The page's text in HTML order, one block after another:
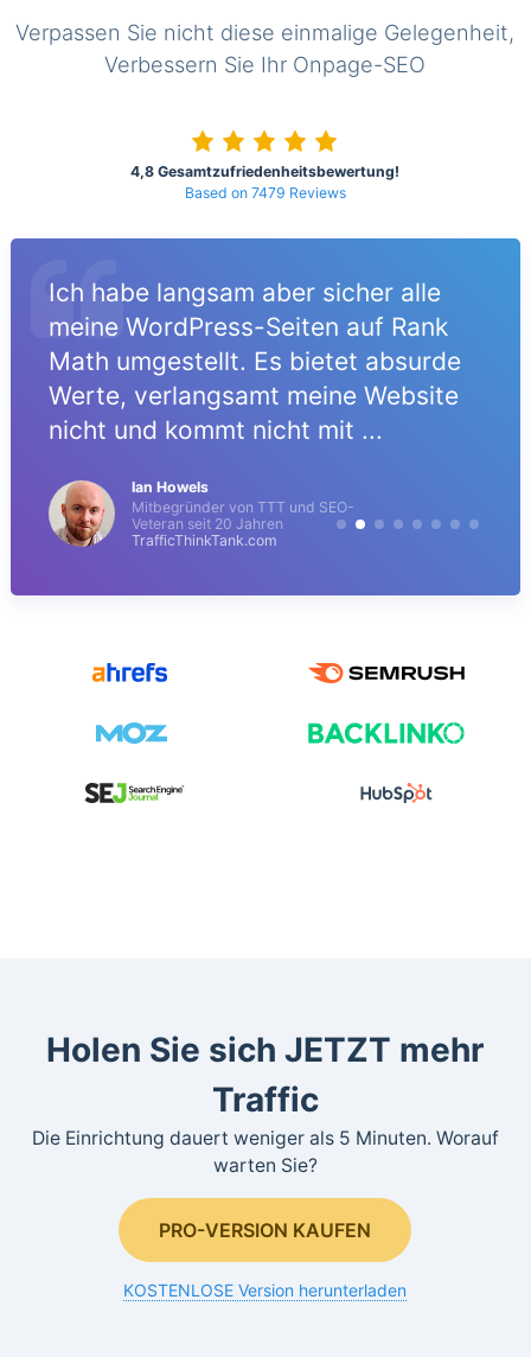
Verpassen Sie nicht diese einmalige Gelegenheit,
Verbessern Sie Ihr Onpage-SEO
4,8 Gesamtzufriedenheitsbewertung!
Based on 7479 Reviews
Ich habe langsam aber sicher alle
meine WordPress-Seiten auf Rank
Math umgestellt. Es bietet absurde
Werte, verlangsamt meine Website
nicht und kommt nicht mit ...
Ian Howels
Mitbegründer von TTT und SEO-
Veteran seit 20 Jahren
TrafficThinkTank.com
Holen Sie sich JETZT mehr
Traffic
Die Einrichtung dauert weniger als 5 Minuten. Worauf
warten Sie?
PRO-VERSION KAUFEN
KOSTENLOSE Version herunterladen